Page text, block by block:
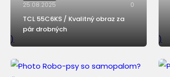
)
25.08.2025 0
TCL 55C6KS / Kvalitný obraz za
pár drobných
)